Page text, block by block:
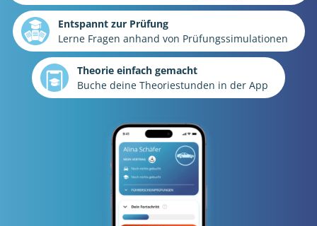
Entspannt zur Prüfung
Lerne Fragen anhand von Prüfungssimulationen
Theorie einfach gemacht
Buche deine Theoriestunden in der App